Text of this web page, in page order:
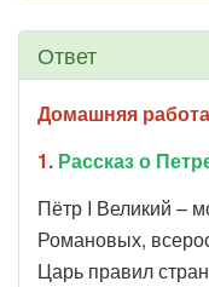
Ответ
Домашняя работа
1. Рассказ о
Пётр I Великий –
Романовых,
Царь правил